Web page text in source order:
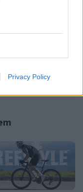
Privacy Policy